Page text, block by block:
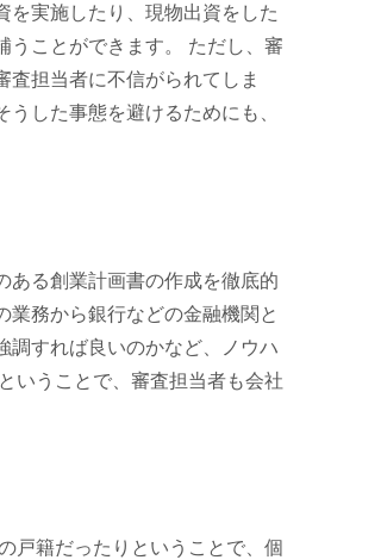
を実施したり、現物出資をした
うことができます。 ただし、審
担当者に不信がられてしま
した事態を避けるためにも、
ある創業計画書の作成を徹底的
業務から銀行などの金融機関と
調すれば良いのかなど、ノウハ
いうことで、審査担当者も会社
戸籍だったりということで、個